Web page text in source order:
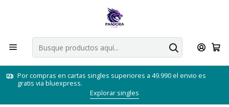
Por compras en cartas singles superiores a 49.990 el envio es
gratis via bluexpress.
Explorar singles